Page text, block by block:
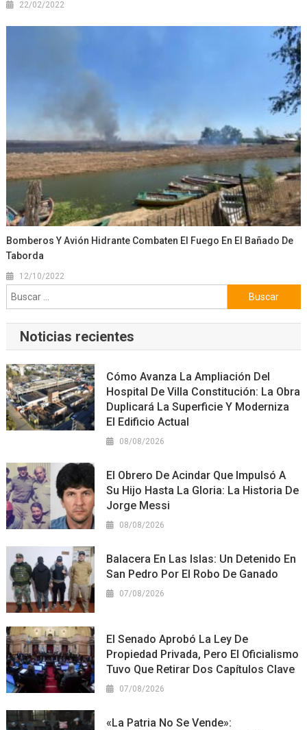
22/02/2022
Bomberos Y Avión Hidrante Combaten El Fuego En El Bañado De
Taborda
12/10/2022
Buscar:
Noticias recientes
Cómo Avanza La Ampliación Del
Hospital De Villa Constitución: La Obra
Duplicará La Superficie Y Moderniza
El Edificio Actual
08/08/2026
El Obrero De Acindar Que Impulsó A
Su Hijo Hasta La Gloria: La Historia De
Jorge Messi
08/08/2026
Balacera En Las Islas: Un Detenido En
San Pedro Por El Robo De Ganado
07/08/2026
El Senado Aprobó La Ley De
Propiedad Privada, Pero El Oficialismo
Tuvo Que Retirar Dos Capítulos Clave
07/08/2026
«La Patria No Se Vende»: